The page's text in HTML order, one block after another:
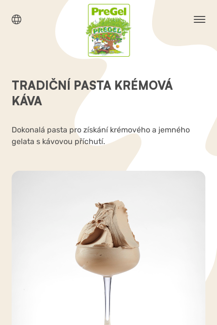
TRADIČNÍ PASTA KRÉMOVÁ
KÁVA
Dokonalá pasta pro získání krémového a jemného
gelata s kávovou příchutí.